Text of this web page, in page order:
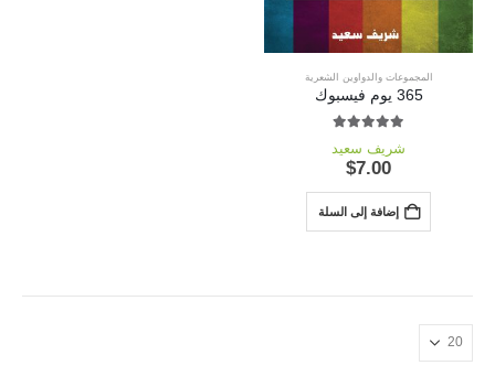
المجموعات والدواوين الشعرية
365 يوم فيسبوك
شريف سعيد
$7.00
إضافة إلى السلة